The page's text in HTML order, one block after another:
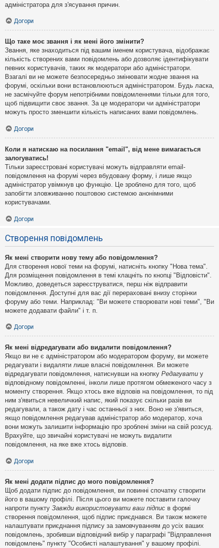
адміністратора для з'ясування причин.
Догори
Що таке моє звання і як мені його змінити?
Звання, яке знаходиться під вашим іменем користувача, відображає
кількість створених вами повідомлень або дозволяє ідентифікувати
певних користувачів, таких як модератори або адміністратори.
Взагалі ви не можете безпосередньо змінювати жодне звання на
форумі, оскільки вони встановлюються адміністратором. Будь ласка,
не засмічуйте форум непотрібними повідомленнями тільки для того,
щоб підвищити своє звання. За це модератори чи адміністратори
можуть просто зменшити кількість написаних вами повідомлень.
Догори
Коли я натискаю на посилання "email", від мене вимагається
залогуватись!
Тільки зареєстровані користувачі можуть відправляти email-
повідомлення на форумі через вбудовану форму, і лише якщо
адміністратор увімкнув цю функцію. Це зроблено для того, щоб
запобігти зловживанню поштовою системою анонімними
користувачами.
Догори
Створення повідомлень
Як мені створити нову тему або повідомлення?
Для створення нової теми на форумі, натисніть кнопку "Нова тема".
Для розміщення повідомлення в темі клацніть по кнопці "Відповісти".
Можливо, доведеться зареєструватися, перш ніж відправити
повідомлення. Доступні для вас дії перераховані внизу сторінки
форуму або теми. Наприклад: "Ви можете створювати нові теми", "Ви
можете додавати файли" і т. п.
Догори
Як мені відредагувати або видалити повідомлення?
Якщо ви не є адміністратором або модератором форуму, ви можете
редагувати і видаляти лише власні повідомлення. Ви можете
відредагувати повідомлення, натиснувши на кнопку Редагувати у
відповідному повідомленні, інколи лише протягом обмеженого часу з
моменту створення. Якщо хтось вже відповів на повідомлення, то під
ним з'явиться невеличкий напис, який показує скільки разів ви
редагували, а також дату і час останньої з них. Воно не з'явиться,
якщо повідомлення редагував адміністратор або модератор, хоча
вони можуть залишити інформацію про зроблені зміни на свій розсуд.
Врахуйте, що звичайні користувачі не можуть видалити
повідомлення, на яке вже хтось відповів.
Догори
Як мені додати підпис до мого повідомлення?
Щоб додати підпис до повідомлення, ви повинні спочатку створити
його в вашому профілі. Після цього ви можете поставити галочку
напроти пункту Завжди використовувати ваш підпис в формі
створення повідомлення, щоб підпис приєднався. Ви також можете
налаштувати приєднання підпису за замовчуванням до усіх ваших
повідомлень, зробивши відповідний вибір у параграфі "Відправлення
повідомлень" пункту "Особисті налаштування" у вашому профілі.